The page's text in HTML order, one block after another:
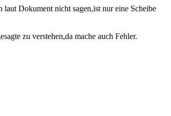
Dokument nicht sagen,ist nur eine Scheibe
zu verstehen,da mache auch Fehler.